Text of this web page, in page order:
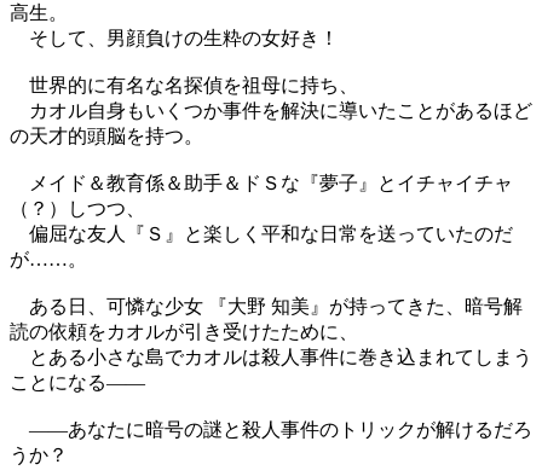
高生。
そして、男顔負けの生粋の女好き！
世界的に有名な名探偵を祖母に持ち、
カオル自身もいくつか事件を解決に導いたことがあるほど
の天才的頭脳を持つ。
メイド＆教育係＆助手＆ドＳな『夢子』とイチャイチャ
（？）しつつ、
偏屈な友人『Ｓ』と楽しく平和な日常を送っていたのだ
が……。
ある日、可憐な少女 『大野 知美』が持ってきた、暗号解
読の依頼をカオルが引き受けたために、
とある小さな島でカオルは殺人事件に巻き込まれてしまう
ことになる――
――あなたに暗号の謎と殺人事件のトリックが解けるだろ
うか？